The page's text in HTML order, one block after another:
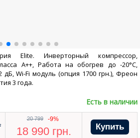
Elite. Инверторный компрессор,
А++, Работа на обогрев до -20°С,
Wi-Fi модуль (опция 1700 грн.), Фреон
3 года.
Есть в наличии
20 799 -9%
18 990 грн.